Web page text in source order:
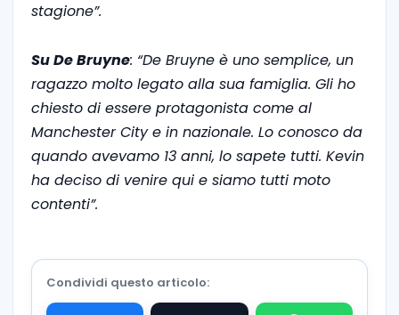
stagione”.
Su De Bruyne: “De Bruyne è uno semplice, un
ragazzo molto legato alla sua famiglia. Gli ho
chiesto di essere protagonista come al
Manchester City e in nazionale. Lo conosco da
quando avevamo 13 anni, lo sapete tutti. Kevin
ha deciso di venire qui e siamo tutti moto
contenti”.
Condividi questo articolo: